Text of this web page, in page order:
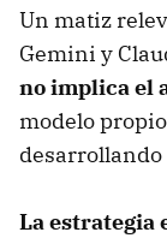
Un matiz
Gemini y
no implica el
modelo
desarrollando
La estrategia